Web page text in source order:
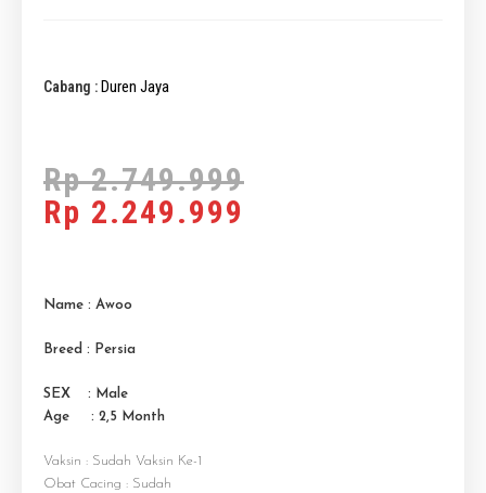
Cabang : Duren Jaya
Rp2.749.999
Rp 2.249.999
Name : Awoo
Breed : Persia
SEX : Male
Age : 2,5 Month
Vaksin : Sudah Vaksin Ke-1
Obat Cacing : Sudah